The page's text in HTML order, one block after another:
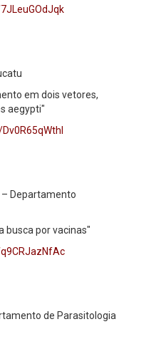
em dois vetores,
aegypti"
– Departamento
busca por vacinas"
de Parasitologia